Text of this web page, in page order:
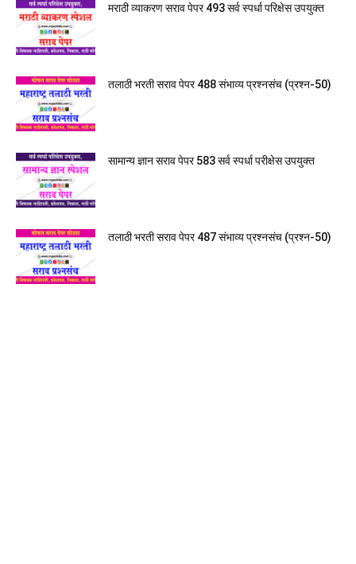
मराठी व्याकरण सराव पेपर 493 सर्व स्पर्धा परिक्षेस उपयुक्त
तलाठी भरती सराव पेपर 488 संभाव्य प्रश्नसंच (प्रश्न-50)
सामान्य ज्ञान सराव पेपर 583 सर्व स्पर्धा परीक्षेस उपयुक्त
तलाठी भरती सराव पेपर 487 संभाव्य प्रश्नसंच (प्रश्न-50)